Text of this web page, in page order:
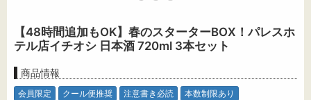
【48時間追加もOK】春のスターターBOX！パレスホ
テル店イチオシ 日本酒 720ml 3本セット
商品情報
会員限定 クール便推奨 注意書き必読
本数制限あり